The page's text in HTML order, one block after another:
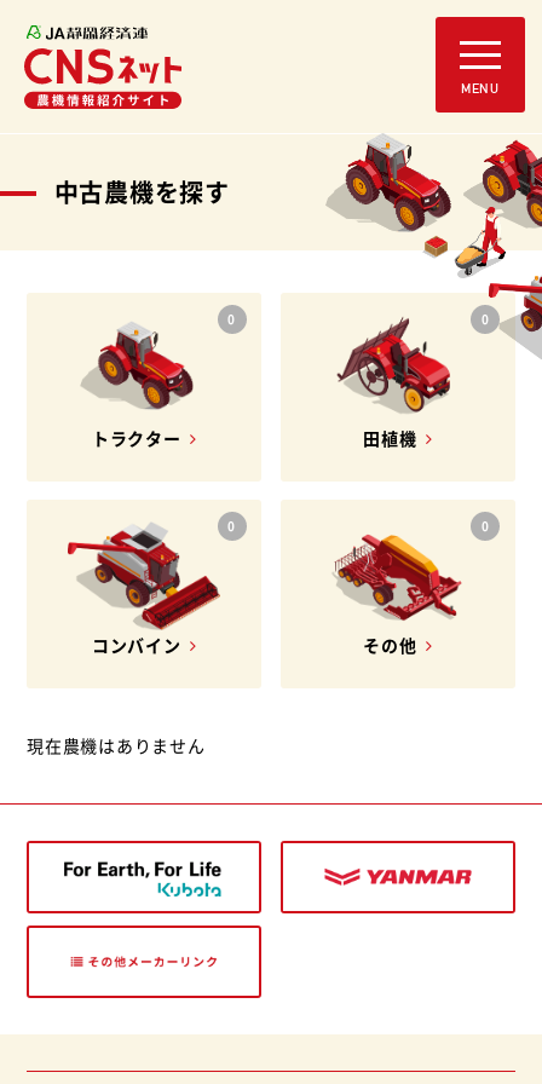
中古農機を探す
トラクター
0
田植機
0
コンバイン
0
その他
0
現在農機はありません